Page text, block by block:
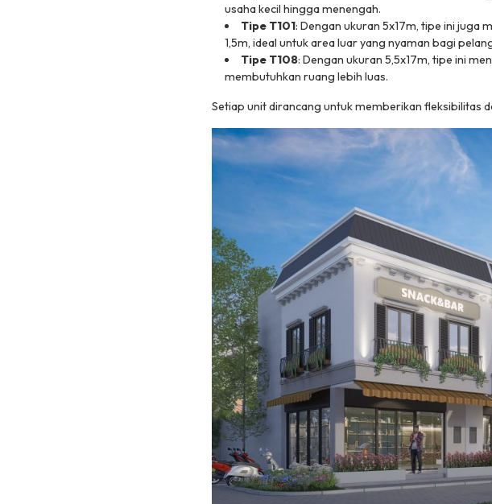
usaha kecil hingga menengah.
Tipe T101: Dengan ukuran 5x17m, tipe ini juga
1,5m, ideal untuk area luar yang nyaman bagi
Tipe T108: Dengan ukuran 5,5x17m, tipe ini
membutuhkan ruang lebih luas.
Setiap unit dirancang untuk memberikan fleksibilitas